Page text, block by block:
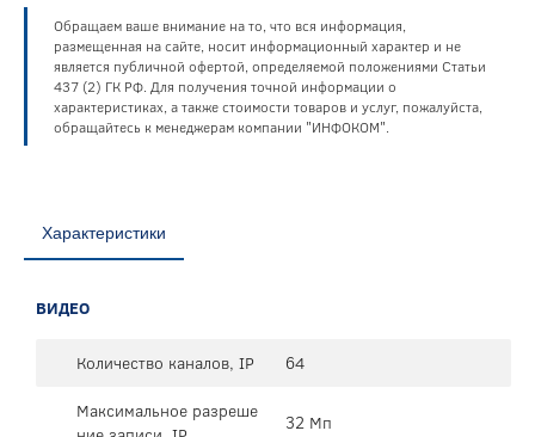
Обращаем ваше внимание на то, что вся информация,
размещенная на сайте, носит информационный характер и не
является публичной офертой, определяемой положениями Статьи
437 (2) ГК РФ. Для получения точной информации о
характеристиках, а также стоимости товаров и услуг, пожалуйста,
обращайтесь к менеджерам компании "ИНФОКОМ".
Характеристики
ВИДЕО
Количество каналов, IP
64
Максимальное разреше
32 Мп